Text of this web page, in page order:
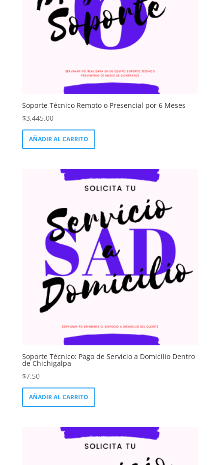
Soporte Técnico Remoto o Presencial por 6 Meses
$3,445.00
AÑADIR AL CARRITO
Soporte Técnico: Pago de Servicio a Domicilio Dentro
de Chichigalpa
$7.50
AÑADIR AL CARRITO